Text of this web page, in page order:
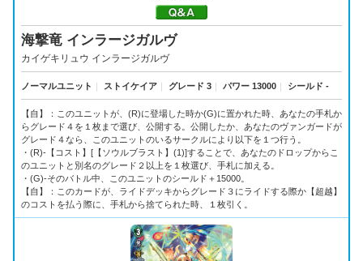
海撃竜 インラージガルヴ
カイゲキリュウ インラージガルヴ
ノーマルユニット ｜ ストイケイア ｜ グレード 3 ｜ パワー 13000 ｜ シールド -
【自】：このユニットが、(R)に登場した時か(G)に置かれた時、あなたの手札か
らグレード４を１枚まで選び、公開する。公開したか、あなたのヴァンガードが
グレード４なら、このユニットのいるサークルにより以下を１つ行う。
・(R)-【コスト】[【ソウルブラスト】(1)]することで、あなたのドロップからこ
のユニットと別名のグレード２以上を１枚選び、手札に加える。
・(G)-そのバトル中、このユニットのシールド＋15000。
【自】：このカードが、ライドデッキからグレード３にライドする際か【超越】
のコストを払う際に、手札から捨てられた時、１枚引く。